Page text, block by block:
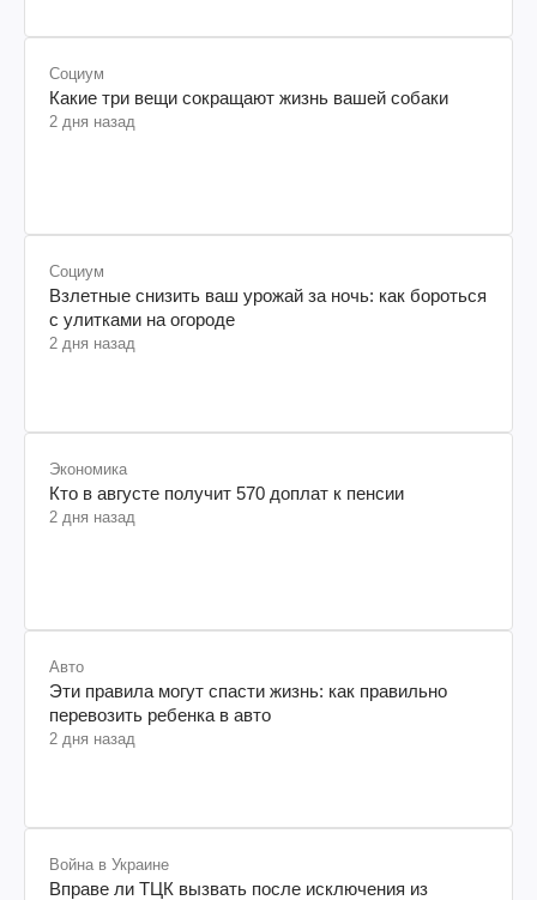
Социум
Какие три вещи сокращают жизнь вашей собаки
2 дня назад
Социум
Взлетные снизить ваш урожай за ночь: как бороться
с улитками на огороде
2 дня назад
Экономика
Кто в августе получит 570 доплат к пенсии
2 дня назад
Авто
Эти правила могут спасти жизнь: как правильно
перевозить ребенка в авто
2 дня назад
Война в Украине
Вправе ли ТЦК вызвать после исключения из